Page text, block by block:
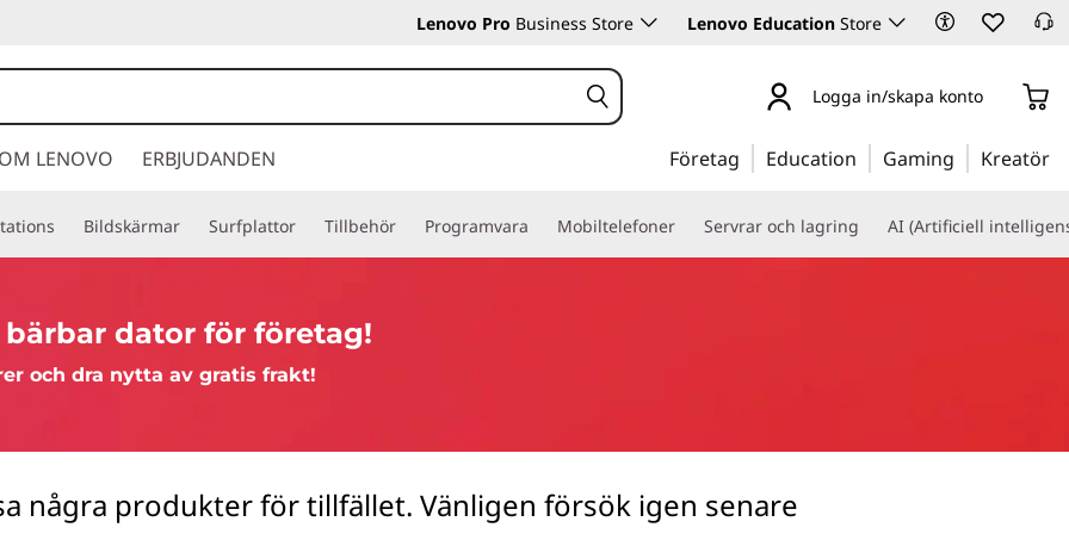
Lenovo Pro Business Store Lenovo Education Store
Logga in/skapa konto
OM LENOVO ERBJUDANDEN Företag Education Gaming Kreatör
Bildskärmar Surfplattor Tillbehör Programvara Mobiltelefoner Servrar och lagring AI (Artificiell
bärbar dator för företag!
och dra nytta av gratis frakt!
några produkter för tillfället. Vänligen försök igen senare